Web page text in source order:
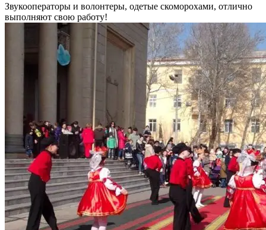
Звукооператоры и волонтеры, одетые скоморохами, отлично
выполняют свою работу!